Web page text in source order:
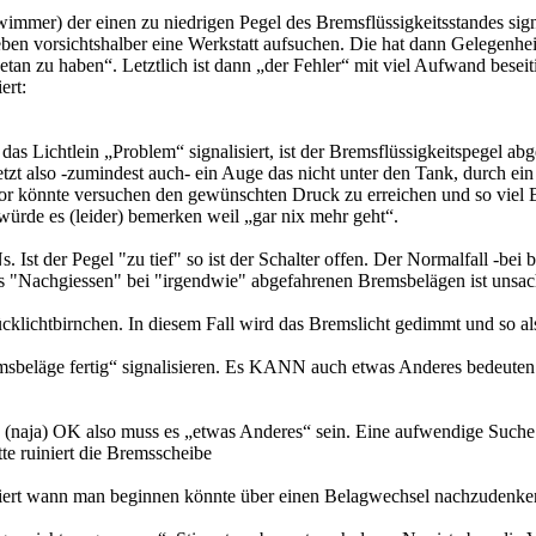
der einen zu niedrigen Pegel des Bremsflüssigkeitsstandes
vorsichtshalber eine Werkstatt aufsuchen. Die hat dann
zu haben“. Letztlich ist dann „der Fehler“ mit viel Aufwand
Lichtlein „Problem“ signalisiert, ist der Bremsflüssigkeitspegel
also -zumindest auch- ein Auge das nicht unter den Tank, durch
versuchen den gewünschten Druck zu erreichen und so viel
es (leider) bemerken weil „gar nix mehr geht“.
Ist der Pegel "zu tief" so ist der Schalter offen. Der Normalfall -bei
bei "irgendwie" abgefahrenen Bremsbelägen ist
In diesem Fall wird das Bremslicht gedimmt und so
fertig“ signalisieren. Es KANN auch etwas Anderes
OK also muss es „etwas Anderes“ sein. Eine aufwendige Suche
ruiniert die Bremsscheibe
wann man beginnen könnte über einen Belagwechsel